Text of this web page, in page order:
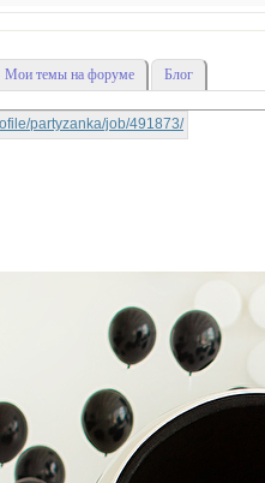
Мои темы на форуме Блог
partyzanka/job/491873/